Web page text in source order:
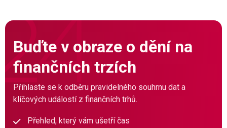
Buďte v obraze o dění na
finančních trzích
Přihlaste se k odběru pravidelného souhrnu dat a
klíčových událostí z finančních trhů.
Přehled, který vám ušetří čas